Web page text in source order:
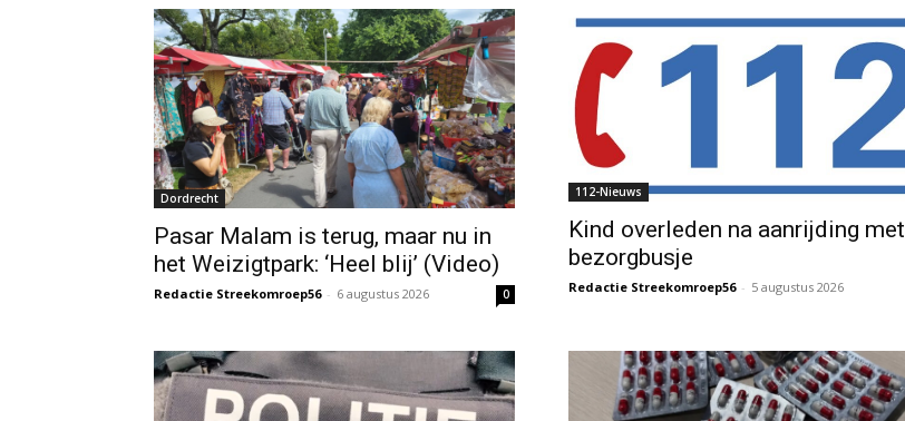
Dordrecht
Pasar Malam is terug, maar nu in
het Weizigtpark: ‘Heel blij’ (Video)
Redactie Streekomroep56 - 6 augustus 2026 0
112-Nieuws
Kind overleden na aanrijding met
bezorgbusje
Redactie Streekomroep56 - 5 augustus 2026